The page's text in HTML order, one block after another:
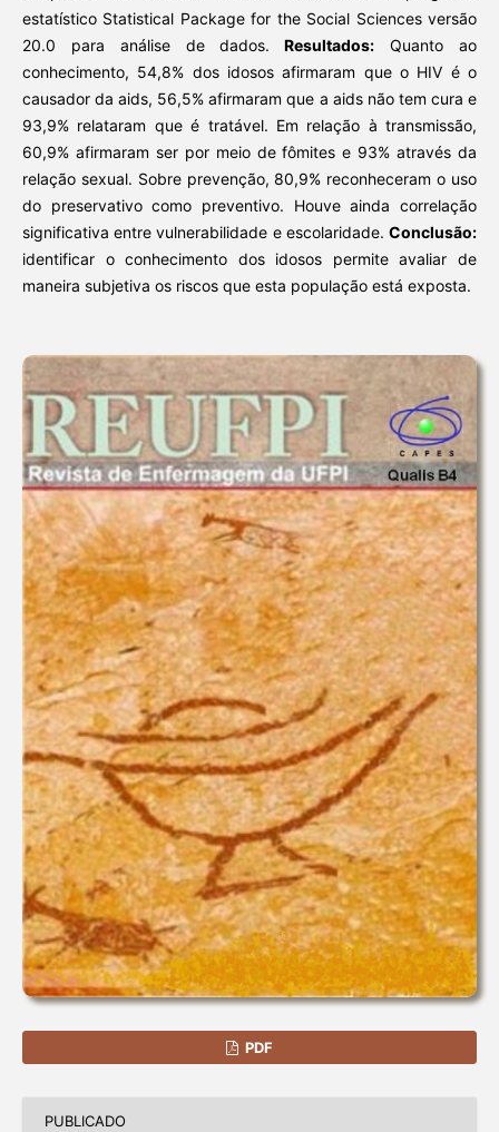
estatístico Statistical Package for the Social Sciences versão
20.0 para análise de dados. Resultados: Quanto ao
conhecimento, 54,8% dos idosos afirmaram que o HIV é o
causador da aids, 56,5% afirmaram que a aids não tem cura e
93,9% relataram que é tratável. Em relação à transmissão,
60,9% afirmaram ser por meio de fômites e 93% através da
relação sexual. Sobre prevenção, 80,9% reconheceram o uso
do preservativo como preventivo. Houve ainda correlação
significativa entre vulnerabilidade e escolaridade.Conclusão:
identificar o conhecimento dos idosos permite avaliar de
maneira subjetiva os riscos que esta população está exposta.
PDF
PUBLICADO